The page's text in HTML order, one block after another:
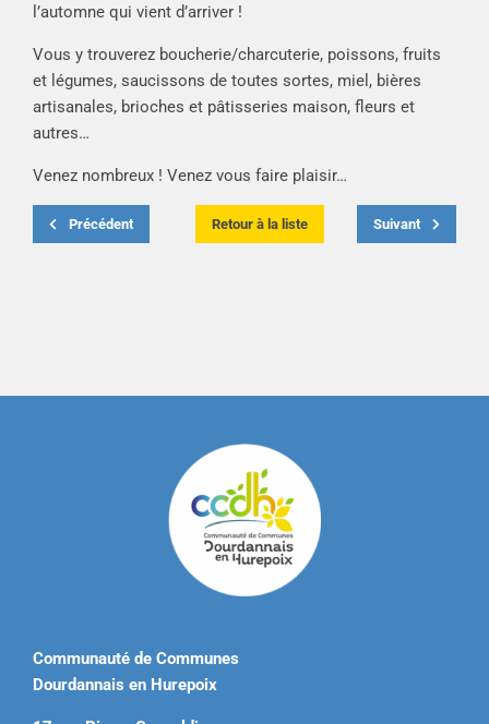
l’automne qui vient d’arriver !
Vous y trouverez boucherie/charcuterie, poissons, fruits
et légumes, saucissons de toutes sortes, miel, bières
artisanales, brioches et pâtisseries maison, fleurs et
autres…
Venez nombreux ! Venez vous faire plaisir…
Précédent Retour à la liste Suivant
Communauté de Communes
Dourdannais en Hurepoix